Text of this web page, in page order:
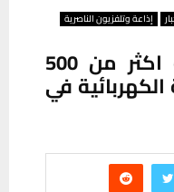
إذاعة وتلفزيون الناصرية
كهرباء ذي قار: ازالة اكثر من 500
في